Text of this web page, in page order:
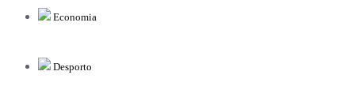
Economia
Desporto